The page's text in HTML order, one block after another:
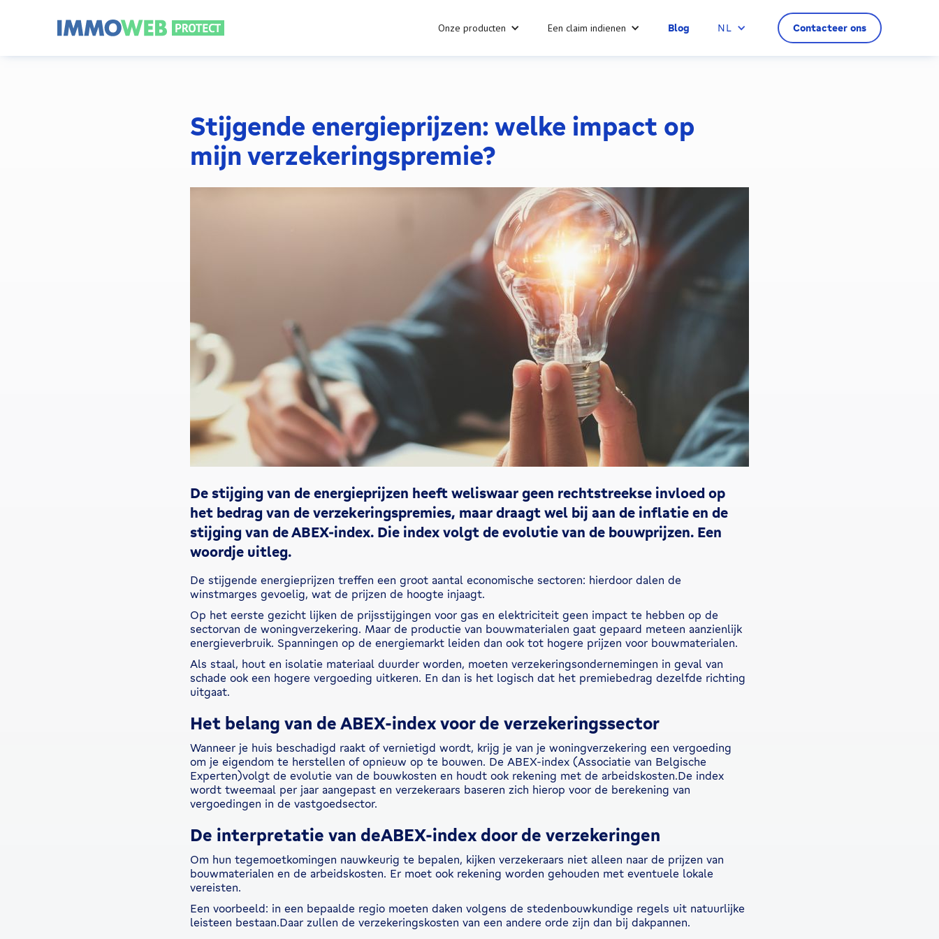
Onze producten Een claim indienen Blog NL Contacteer ons
Stijgende energieprijzen: welke impact op
mijn verzekeringspremie?
De stijging van de energieprijzen heeft weliswaar geen rechtstreekse invloed op
het bedrag van de verzekeringspremies, maar draagt wel bij aan de inflatie en de
stijging van de ABEX-index. Die index volgt de evolutie van de bouwprijzen. Een
woordje uitleg.
De stijgende energieprijzen treffen een groot aantal economische sectoren: hierdoor dalen de
winstmarges gevoelig, wat de prijzen de hoogte injaagt.
Op het eerste gezicht lijken de prijsstijgingen voor gas en elektriciteit geen impact te hebben op de
sectorvan de woningverzekering. Maar de productie van bouwmaterialen gaat gepaard meteen aanzienlijk
energieverbruik. Spanningen op de energiemarkt leiden dan ook tot hogere prijzen voor bouwmaterialen.
Als staal, hout en isolatie materiaal duurder worden, moeten verzekeringsondernemingen in geval van
schade ook een hogere vergoeding uitkeren. En dan is het logisch dat het premiebedrag dezelfde richting
uitgaat.
Het belang van de ABEX-index voor de verzekeringssector
Wanneer je huis beschadigd raakt of vernietigd wordt, krijg je van je woningverzekering een vergoeding
om je eigendom te herstellen of opnieuw op te bouwen. De ABEX-index (Associatie van Belgische
Experten)volgt de evolutie van de bouwkosten en houdt ook rekening met de arbeidskosten.De index
wordt tweemaal per jaar aangepast en verzekeraars baseren zich hierop voor de berekening van
vergoedingen in de vastgoedsector.
De interpretatie van deABEX-index door de verzekeringen
Om hun tegemoetkomingen nauwkeurig te bepalen, kijken verzekeraars niet alleen naar de prijzen van
bouwmaterialen en de arbeidskosten. Er moet ook rekening worden gehouden met eventuele lokale
vereisten.
Een voorbeeld: in een bepaalde regio moeten daken volgens de stedenbouwkundige regels uit natuurlijke
leisteen bestaan.Daar zullen de verzekeringskosten van een andere orde zijn dan bij dakpannen.